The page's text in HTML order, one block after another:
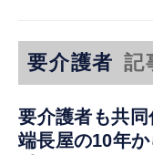
要介護者 記
要介護者も共
端長屋の10年